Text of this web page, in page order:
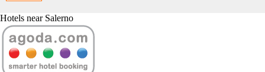
Hotels near Salerno